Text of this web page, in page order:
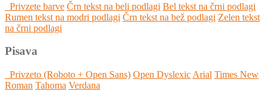
Privzete barve Črn tekst na beli podlagi Bel tekst na črni podlagi
Rumen tekst na modri podlagi Črn tekst na bež podlagi Zelen tekst
na črni podlagi
Pisava
Privzeto (Roboto + Open Sans) Open Dyslexic Arial Times New
Roman Tahoma Verdana